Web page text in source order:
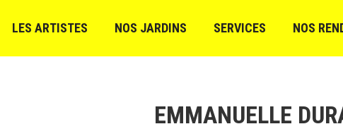
LES ARTISTES NOS JARDINS SERVICES NOS
EMMANUELLE